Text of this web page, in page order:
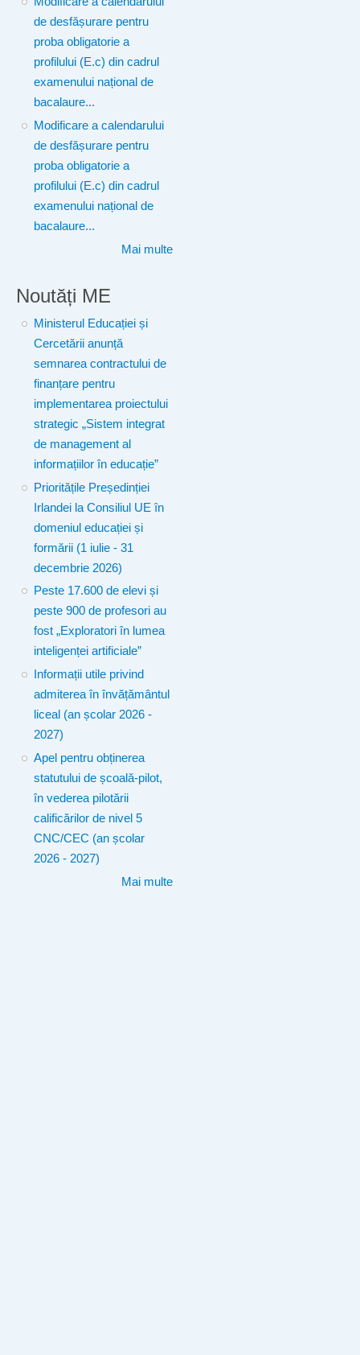
de desfășurare pentru
proba obligatorie a
profilului (E.c) din cadrul
examenului național de
bacalaure...
Modificare a calendarului
de desfășurare pentru
proba obligatorie a
profilului (E.c) din cadrul
examenului național de
bacalaure...
Mai multe
Noutăți ME
Ministerul Educației și
Cercetării anunță
semnarea contractului de
finanțare pentru
implementarea proiectului
strategic „Sistem integrat
de management al
informațiilor în educație”
Prioritățile Președinției
Irlandei la Consiliul UE în
domeniul educației și
formării (1 iulie - 31
decembrie 2026)
Peste 17.600 de elevi și
peste 900 de profesori au
fost „Exploratori în lumea
inteligenței artificiale”
Informații utile privind
admiterea în învățământul
liceal (an școlar 2026 -
2027)
Apel pentru obținerea
statutului de școală-pilot,
în vederea pilotării
calificărilor de nivel 5
CNC/CEC (an școlar
2026 - 2027)
Mai multe